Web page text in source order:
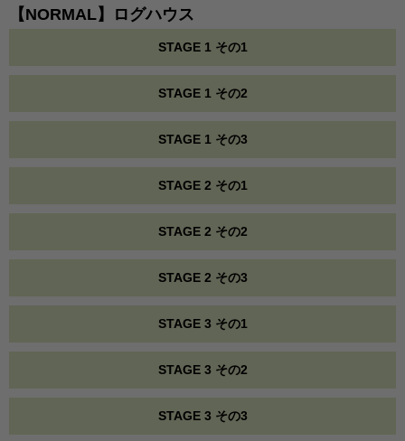
【NORMAL】ログハウス
STAGE 1 その1
STAGE 1 その2
STAGE 1 その3
STAGE 2 その1
STAGE 2 その2
STAGE 2 その3
STAGE 3 その1
STAGE 3 その2
STAGE 3 その3